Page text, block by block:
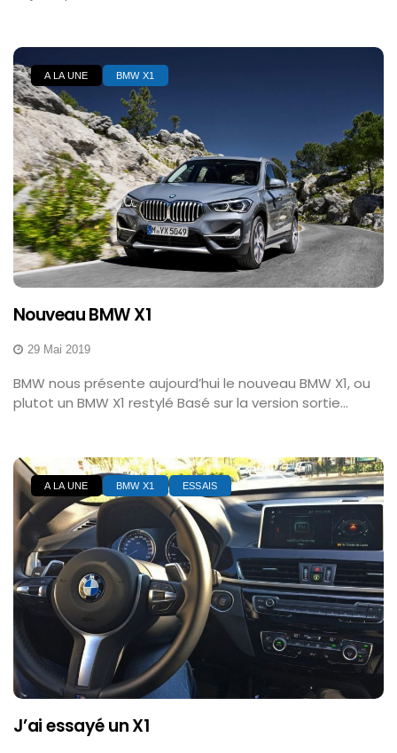
A LA UNE BMW X1
Nouveau BMW X1
29 Mai 2019
BMW nous présente aujourd’hui le nouveau BMW X1, ou
plutot un BMW X1 restylé Basé sur la version sortie...
A LA UNE BMW X1 ESSAIS
J’ai essayé un X1